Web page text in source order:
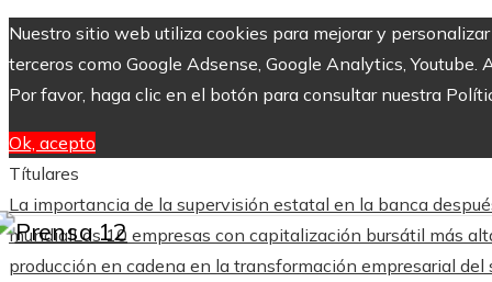
Nuestro sitio web utiliza cookies para mejorar y
terceros como Google Adsense, Google Analytics,
Por favor, haga clic en el botón para consultar nuestra
Ok, acepto
Títulares
La importancia de la supervisión estatal en la banca
mundialLas 10 empresas con capitalización bursátil más
producción en cadena en la transformación empresarial del